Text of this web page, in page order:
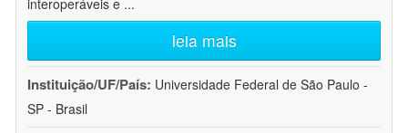
interoperáveis e ...
leia mais
Instituição/UF/País: Universidade Federal de São Paulo -
SP - Brasil